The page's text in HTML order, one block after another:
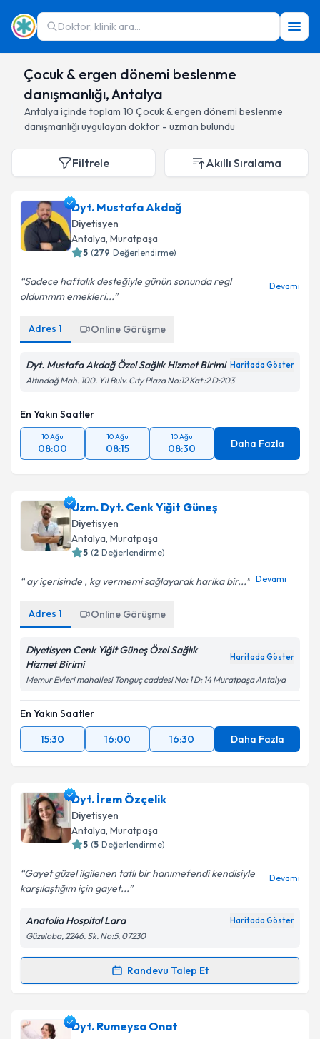
Doktor, klinik ara...
Çocuk & ergen dönemi beslenme
danışmanlığı, Antalya
Antalya içinde toplam 10 Çocuk & ergen dönemi beslenme
danışmanlığı uygulayan doktor - uzman bulundu
Filtrele Akıllı Sıralama
Dyt. Mustafa Akdağ
Diyetisyen
Antalya, Muratpaşa
5 (279 Değerlendirme)
Sadece haftalık desteğiyle günün sonunda regl
oldummm emekleri...
Devamı
Adres 1 Online Görüşme
Dyt. Mustafa Akdağ Özel Sağlık Hizmet Birimi Haritada Göster
Altındağ Mah. 100. Yıl Bulv. Cıty Plaza No:12 Kat :2 D:203
En Yakın Saatler
10 Ağu
08:00
10 Ağu
08:15
10 Ağu
08:30 Daha Fazla
Uzm. Dyt. Cenk Yiğit Güneş
Diyetisyen
Antalya, Muratpaşa
5 (2 Değerlendirme)
ay içerisinde , kg vermemi sağlayarak harika bir... Devamı
Adres 1 Online Görüşme
Diyetisyen Cenk Yiğit Güneş Özel Sağlık
Hizmet Birimi
Haritada Göster
Memur Evleri mahallesi Tonguç caddesi No: 1 D: 14 Muratpaşa Antalya
En Yakın Saatler
15:30
16:00 16:30 Daha Fazla
Dyt. İrem Özçelik
Diyetisyen
Antalya, Muratpaşa
5 (5 Değerlendirme)
Gayet güzel ilgilenen tatlı bir hanımefendi kendisiyle
karşılaştığım için gayet...
Devamı
Anatolia Hospital Lara Haritada Göster
Güzeloba, 2246. Sk. No:5, 07230
Randevu Talep Et
Randevu Takvimi Talebi
Dyt. İrem Özçelikiçin randevu takvimi talebi
Dyt. Rumeysa Onat